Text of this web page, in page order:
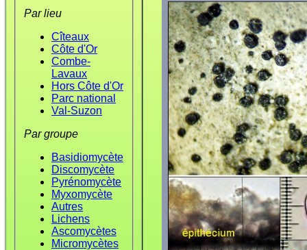
Par lieu
Cîteaux
Côte d'Or
Combe-
Lavaux
Hors Côte d'Or
Parc national
Val-Suzon
Par groupe
Basidiomycète
Discomycète
Pyrénomycète
Myxomycète
Autres
Lichens
Ascomycètes
Micromycètes